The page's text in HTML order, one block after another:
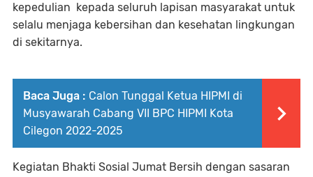
kepedulian kepada seluruh lapisan masyarakat untuk
selalu menjaga kebersihan dan kesehatan lingkungan
di sekitarnya.
Baca Juga : Calon Tunggal Ketua HIPMI di
Musyawarah Cabang VII BPC HIPMI Kota
Cilegon 2022-2025
Kegiatan Bhakti Sosial Jumat Bersih dengan sasaran